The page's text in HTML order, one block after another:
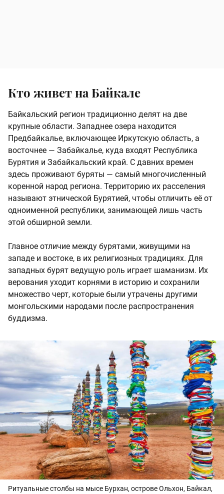
Кто живет на Байкале
Байкальский регион традиционно делят на две
крупные области. Западнее озера находится
Предбайкалье, включающее Иркутскую область, а
восточнее — Забайкалье, куда входят Республика
Бурятия и Забайкальский край. С давних времен
здесь проживают буряты — самый многочисленный
коренной народ региона. Территорию их расселения
называют этнической Бурятией, чтобы отличить её от
одноименной республики, занимающей лишь часть
этой обширной земли.
Главное отличие между бурятами, живущими на
западе и востоке, в их религиозных традициях. Для
западных бурят ведущую роль играет шаманизм. Их
верования уходит корнями в историю и сохранили
множество черт, которые были утрачены другими
монгольскими народами после распространения
буддизма.
Ритуальные столбы на мысе Бурхан, острове Ольхон, Байкал,